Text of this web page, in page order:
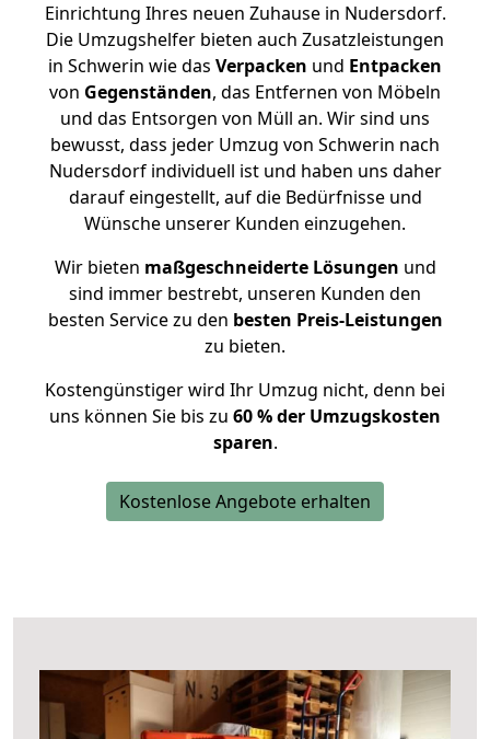
Einrichtung Ihres neuen Zuhause in Nudersdorf.
Die Umzugshelfer bieten auch Zusatzleistungen
in Schwerin wie das Verpacken und Entpacken
von Gegenständen, das Entfernen von Möbeln
und das Entsorgen von Müll an. Wir sind uns
bewusst, dass jeder Umzug von Schwerin nach
Nudersdorf individuell ist und haben uns daher
darauf eingestellt, auf die Bedürfnisse und
Wünsche unserer Kunden einzugehen.
Wir bieten maßgeschneiderte Lösungen und
sind immer bestrebt, unseren Kunden den
besten Service zu den besten Preis-Leistungen
zu bieten.
Kostengünstiger wird Ihr Umzug nicht, denn bei
uns können Sie bis zu 60 % der Umzugskosten
sparen.
Kostenlose Angebote erhalten